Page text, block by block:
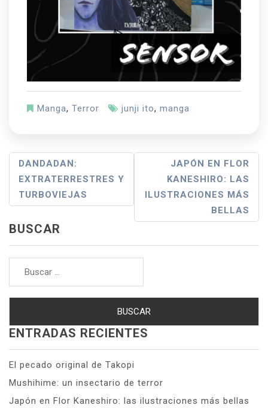
Manga, Terror junji ito, manga
N
V
E
G
C
I
Ó
N
D
DANDADAN:
EXTRATERRESTRES Y
TURBOVIEJAS
JAPÓN EN FLOR
KANESHIRO: LAS
ILUSTRACIONES MÁS
BELLAS
BUSCAR
Buscar:
ENTRADAS RECIENTES
El pecado original de Takopi
Mushihime: un insectario de terror
Japón en Flor Kaneshiro: las ilustraciones más bellas